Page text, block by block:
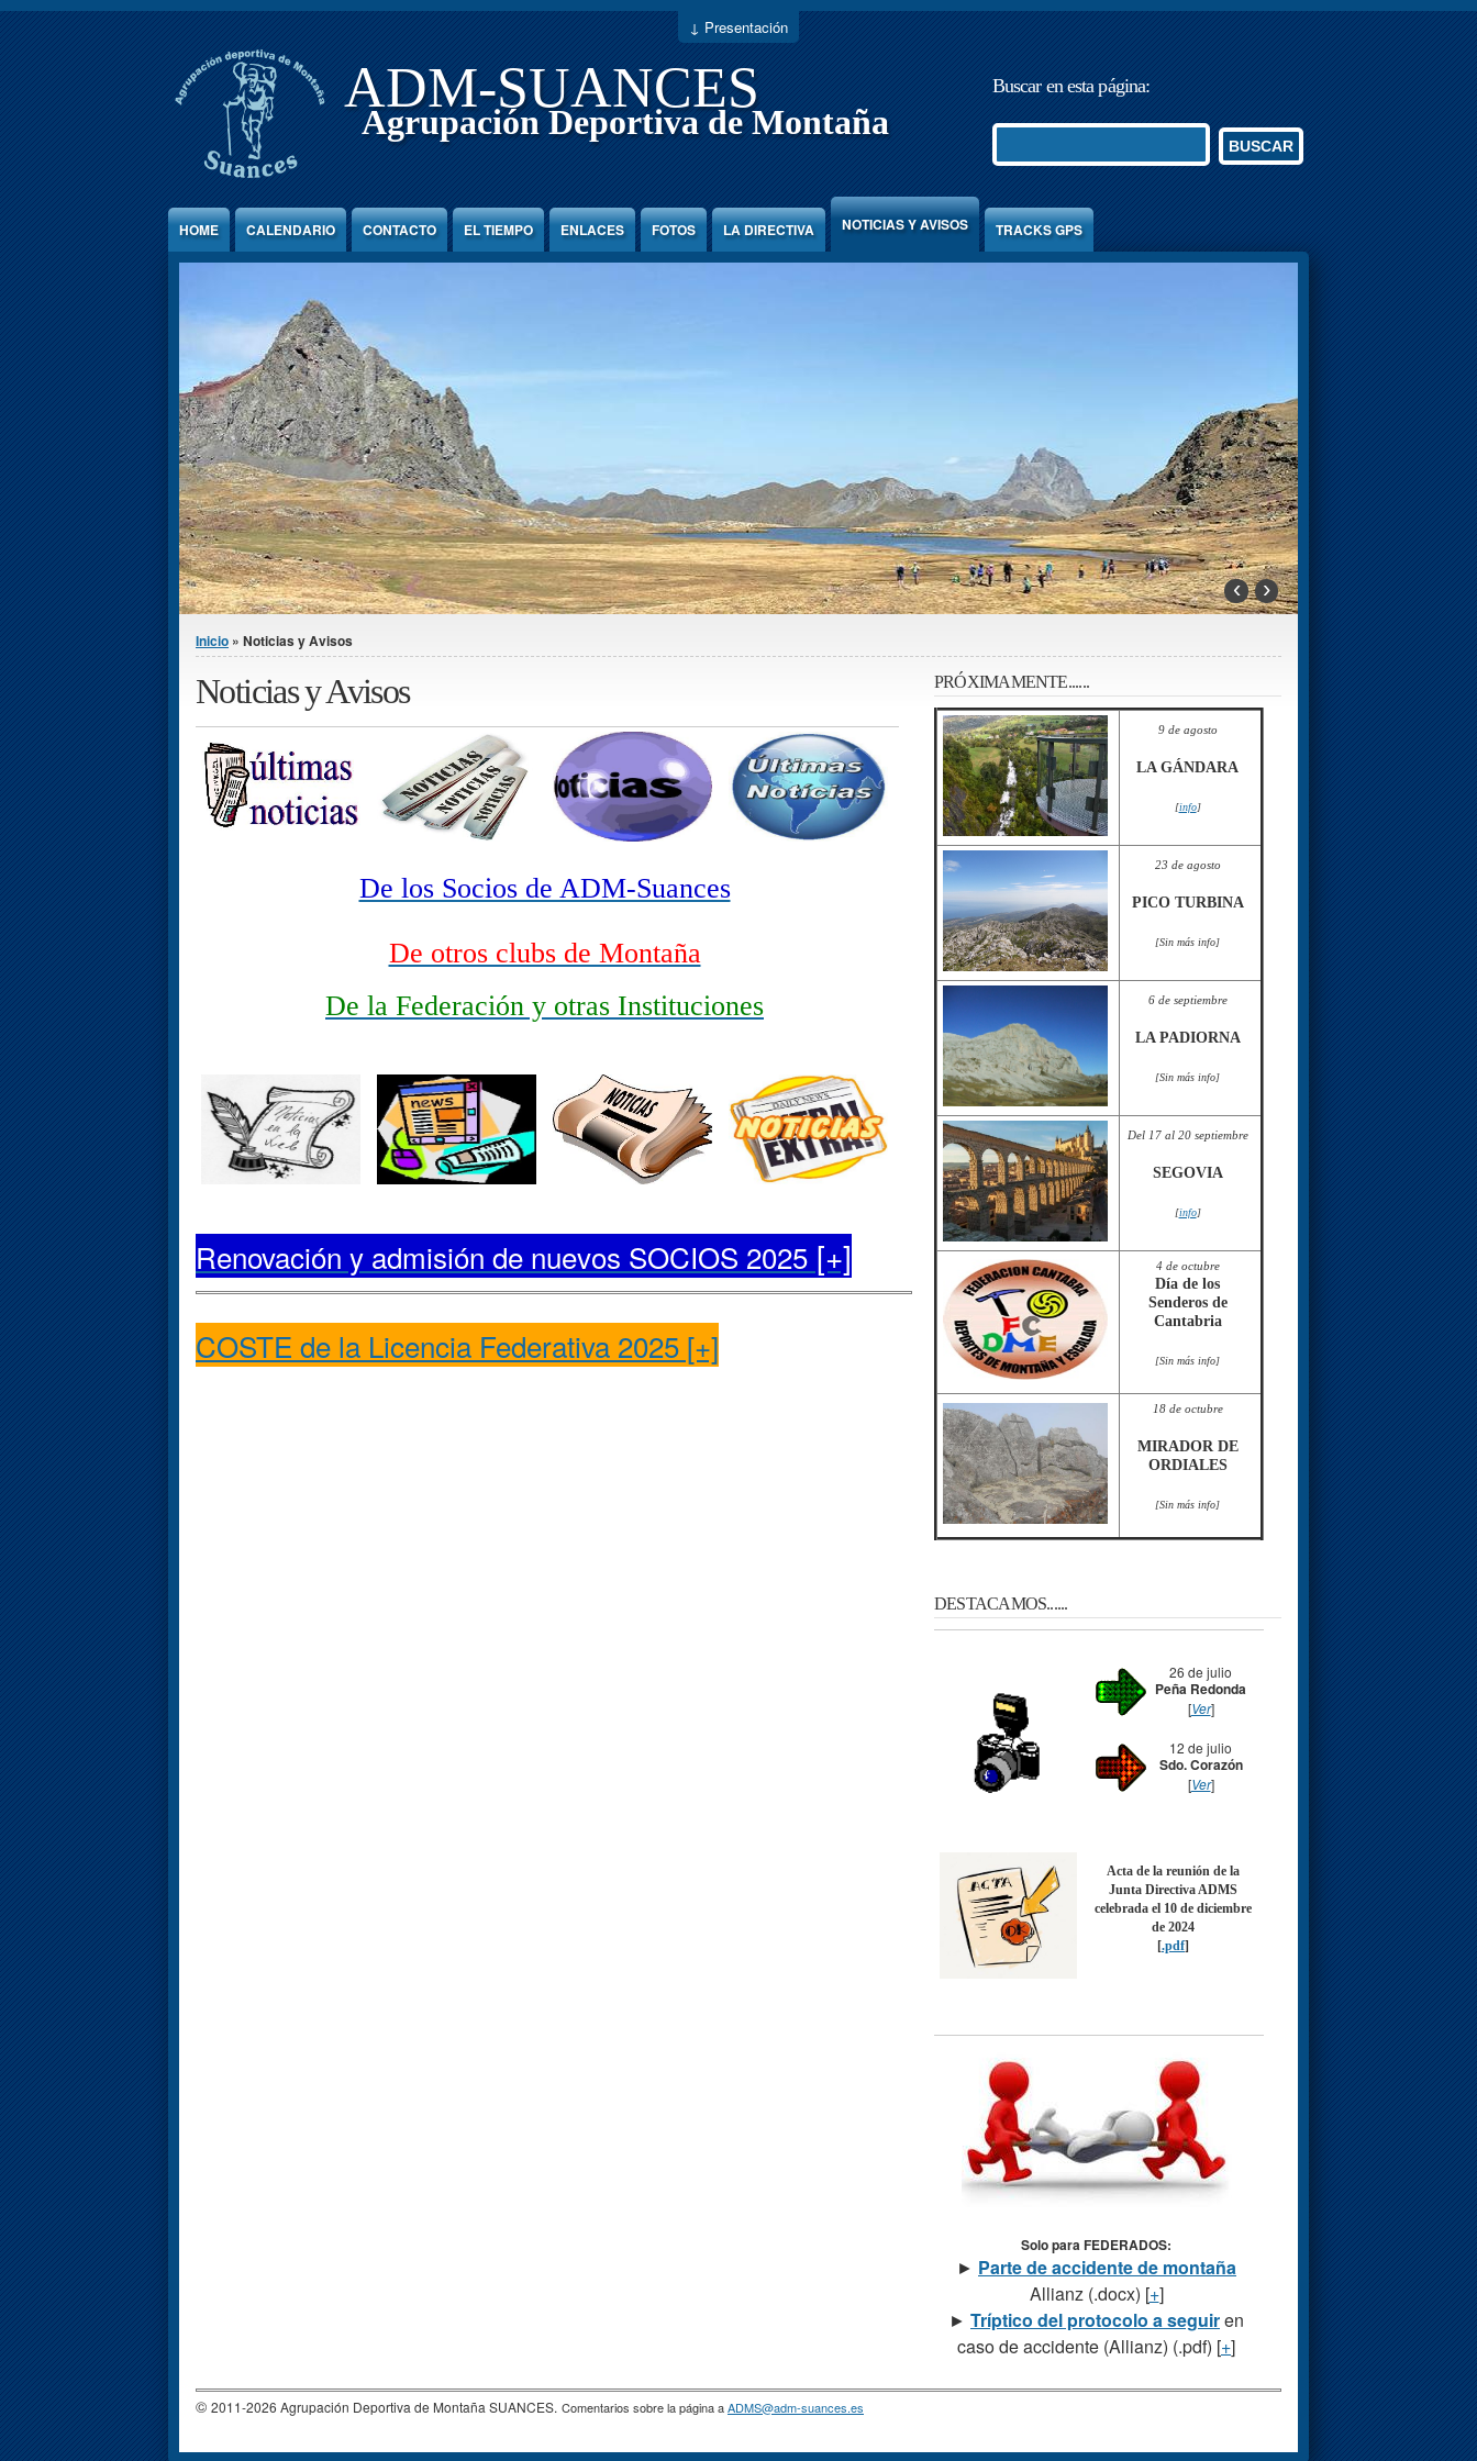
Jump to Content
↓ Presentación
ADM-SUANCES
Agrupación Deportiva de Montaña
Buscar en esta página:
BUSCAR
HOME CALENDARIO CONTACTO EL TIEMPO ENLACES FOTOS LA DIRECTIVA NOTICIAS Y AVISOS TRACKS GPS
‹ ›
Se encuentra usted aquí
Inicio » Noticias y Avisos
Noticias y Avisos
De los Socios de ADM-Suances
De otros clubs de Montaña
De la Federación y otras Instituciones
Renovación y admisión de nuevos SOCIOS 2025 [+]
COSTE de la Licencia Federativa 2025 [+]
PRÓXIMAMENTE......
9 de agosto
LA GÁNDARA
[info]
23 de agosto
PICO TURBINA
[Sin más info]
6 de septiembre
LA PADIORNA
[Sin más info]
Del 17 al 20 septiembre
SEGOVIA
[info]
4 de octubre
Día de los
Senderos de
Cantabria
[Sin más info]
18 de octubre
MIRADOR DE
ORDIALES
[Sin más info]
DESTACAMOS......
26 de julio
Peña Redonda
[Ver]
12 de julio
Sdo. Corazón
[Ver]
Acta de la reunión de la
Junta Directiva ADMS
celebrada el 10 de diciembre
de 2024
[.pdf]
Solo para FEDERADOS:
► Parte de accidente de montaña
Allianz (.docx) [+]
► Tríptico del protocolo a seguiren
caso de accidente (Allianz) (.pdf) [+]
© 2011-2026 Agrupación Deportiva de Montaña SUANCES. Comentarios sobre la página aADMS@adm-suances.es